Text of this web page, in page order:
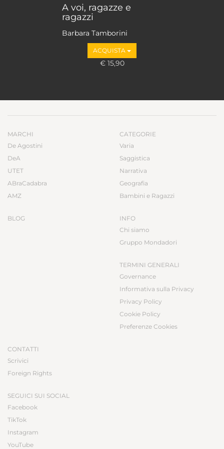
A voi, ragazze e
ragazzi
Barbara Tamborini
ACQUISTA
€ 15,90
MARCHI
De Agostini
DeA
UTET
ABraCadabra
AMZ
BLOG
CATEGORIE
Varia
Saggistica
Narrativa
Geografia
Bambini e Ragazzi
INFO
Chi siamo
Gruppo Mondadori
TERMINI GENERALI
Governance
Informativa sulla Privacy
Privacy Policy
Cookie Policy
Preferenze Cookies
CONTATTI
Scrivici
Foreign Rights
SEGUICI SUI SOCIAL
Facebook
TikTok
Instagram
YouTube